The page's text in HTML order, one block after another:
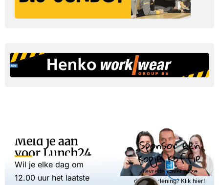
Meld je aan
voor Lunch24
Wil je elke dag om
12.00 uur het laatste
Sponsor een
kopje koffie
Tevreden over onze
dienstverlening? Klik hier!